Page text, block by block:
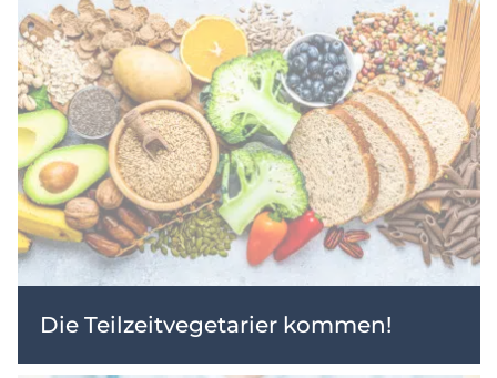
Die Teilzeitvegetarier kommen!